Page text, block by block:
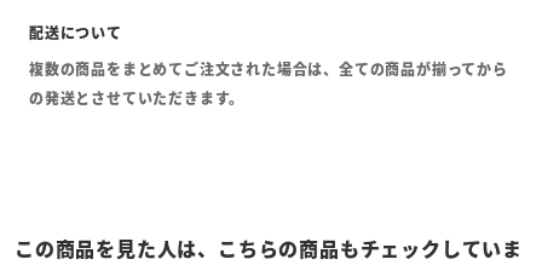
複数の商品をまとめてご注文された場合は、全ての商品が揃ってから
の発送とさせていただきます。
この商品を見た人は、こちらの商品もチェックしていま